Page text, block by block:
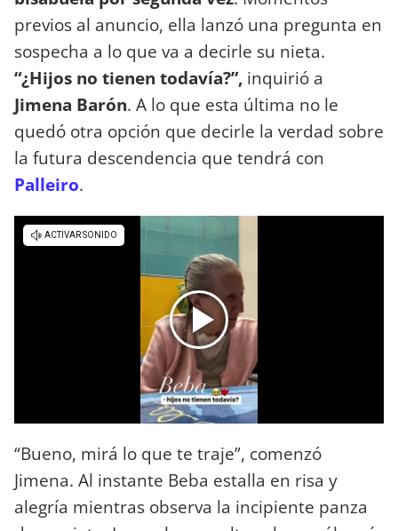
previos al anuncio, ella lanzó una pregunta en
sospecha a lo que va a decirle su nieta.
“¿Hijos no tienen todavía?”, inquirió a
Jimena Barón. A lo que esta última no le
quedó otra opción que decirle la verdad sobre
la futura descendencia que tendrá con
Palleiro.
“Bueno, mirá lo que te traje”, comenzó
Jimena. Al instante Beba estalla en risa y
alegría mientras observa la incipiente panza